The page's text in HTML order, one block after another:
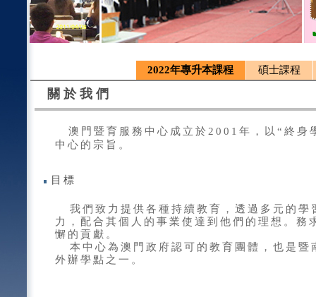
2022年專升本課程 碩士課程
關於我們
澳門暨育服務中心成立於 2001 年，以 “ 終身
中心的宗旨。
目標
我們致力提供各種持續教育，透過多元的學
力，配合其個人的事業使達到他們的理想。務
懈的貢獻。
本中心為澳門政府認可的教育團體，也是暨
外辦學點之一。